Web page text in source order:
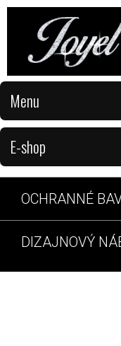
Menu
E-shop
OCHRANNÉ
DIZAJNOVÝ